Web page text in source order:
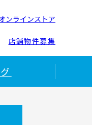
ンラインストア
店舗物件募集